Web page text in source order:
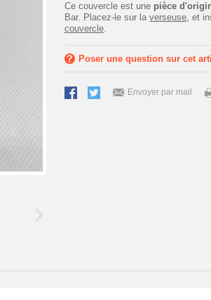
Ce couvercle est une pièce
Bar. Placez-le sur la verseuse, et
couvercle.
Poser une question sur cet
Envoyer par mail